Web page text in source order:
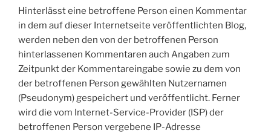
Hinterlässt eine betroffene Person einen Kommentar
in dem auf dieser Internetseite veröffentlichten Blog,
werden neben den von der betroffenen Person
hinterlassenen Kommentaren auch Angaben zum
Zeitpunkt der Kommentareingabe sowie zu dem von
der betroffenen Person gewählten Nutzernamen
(Pseudonym) gespeichert und veröffentlicht. Ferner
wird die vom Internet-Service-Provider (ISP) der
betroffenen Person vergebene IP-Adresse